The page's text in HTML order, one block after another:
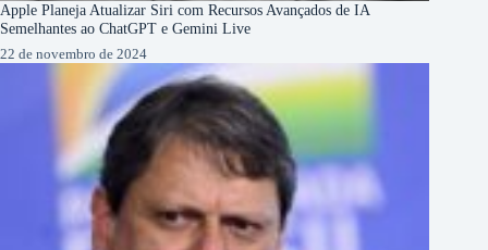
Apple Planeja Atualizar Siri com Recursos Avançados de IA
Semelhantes ao ChatGPT e Gemini Live
22 de novembro de 2024